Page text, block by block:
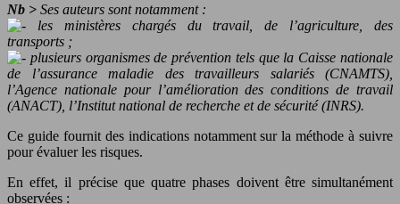
Nb > Ses auteurs sont notamment :
les ministères chargés du travail, de l’agriculture, des
transports ;
plusieurs organismes de prévention tels que la Caisse nationale
de l’assurance maladie des travailleurs salariés (CNAMTS),
l’Agence nationale pour l’amélioration des conditions de travail
(ANACT), l’Institut national de recherche et de sécurité (INRS).
Ce guide fournit des indications notamment sur la méthode à suivre
pour évaluer les risques.
En effet, il précise que quatre phases doivent être simultanément
observées :